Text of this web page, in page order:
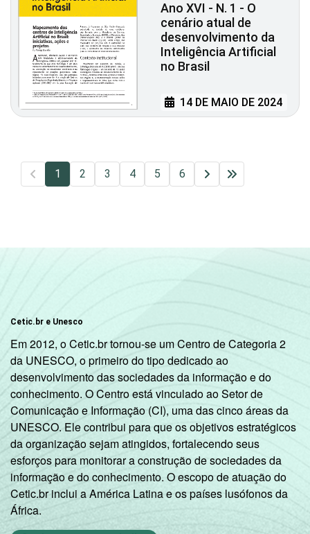
Ano XVI - N. 1 - O
cenário atual de
desenvolvimento da
Inteligência Artificial
no Brasil
14 DE MAIO DE 2024
1 2 3 4 5 6
Cetic.br e Unesco
Em 2012, o Cetic.br tornou-se um Centro de Categoria 2
da UNESCO, o primeiro do tipo dedicado ao
desenvolvimento das sociedades da informação e do
conhecimento. O Centro está vinculado ao Setor de
Comunicação e Informação (CI), uma das cinco áreas da
UNESCO. Ele contribui para que os objetivos estratégicos
da organização sejam atingidos, fortalecendo seus
esforços para monitorar a construção de sociedades da
informação e do conhecimento. O escopo de atuação do
Cetic.br inclui a América Latina e os países lusófonos da
África.